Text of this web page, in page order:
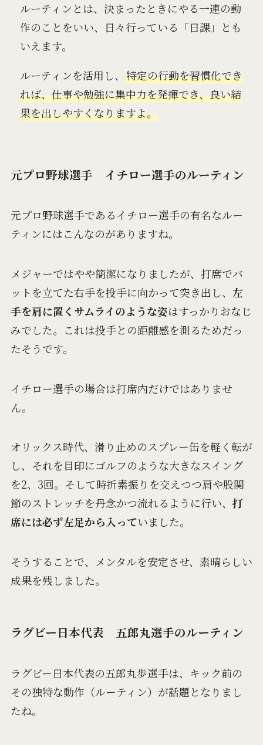
ルーティンとは、決まったときにやる一連の動
作のことをいい、日々行っている「日課」とも
いえます。
ルーティンを活用し、特定の行動を習慣化でき
れば、仕事や勉強に集中力を発揮でき、良い結
果を出しやすくなりますよ。
元プロ野球選手 イチロー選手のルーティン
元プロ野球選手であるイチロー選手の有名なルー
ティンにはこんなのがありますね。
メジャーではやや簡潔になりましたが、打席でバ
ットを立てた右手を投手に向かって突き出し、 左
手を肩に置くサムライのような姿はすっかりおなじ
みでした。これは投手との距離感を測るためだっ
たそうです。
イチロー選手の場合は打席内だけではありませ
ん。
オリックス時代、滑り止めのスプレー缶を軽く転が
し、それを目印にゴルフのような大きなスイング
を2、3回。そして時折素振りを交えつつ肩や股関
節のストレッチを丹念かつ流れるように行い、 打
席には必ず左足から入っていました。
そうすることで、メンタルを安定させ、素晴らしい
成果を残しました。
ラグビー日本代表 五郎丸選手のルーティン
ラグビー日本代表の五郎丸歩選手は、キック前の
その独特な動作（ルーティン）が話題となりまし
たね。